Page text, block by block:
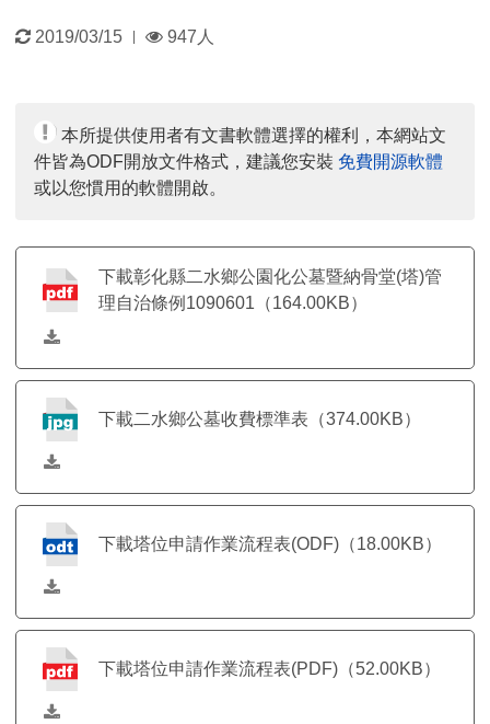
更
2019/03/15 |
瀏
947人
本所提供使用者有文書軟體選擇的權利，本網站文
件皆為ODF開放文件格式，建議您安裝 免費開源軟體
或以您慣用的軟體開啟。
下載彰化縣二水鄉公園化公墓暨納骨堂(塔)管
理自治條例1090601（164.00KB）
下載二水鄉公墓收費標準表（374.00KB）
下載塔位申請作業流程表(ODF)（18.00KB）
下載塔位申請作業流程表(PDF)（52.00KB）